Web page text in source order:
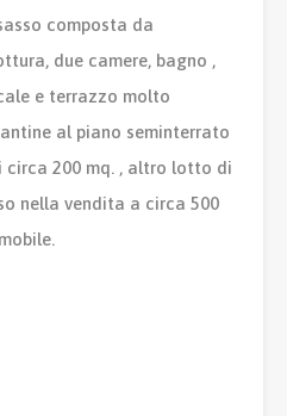
composta da
due camere, bagno ,
e terrazzo molto
al piano seminterrato
200 mq. , altro lotto di
nella vendita a circa 500